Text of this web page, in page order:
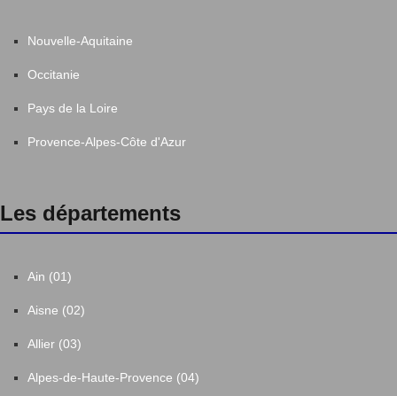
Nouvelle-Aquitaine
Occitanie
Pays de la Loire
Provence-Alpes-Côte d'Azur
Les départements
Ain (01)
Aisne (02)
Allier (03)
Alpes-de-Haute-Provence (04)